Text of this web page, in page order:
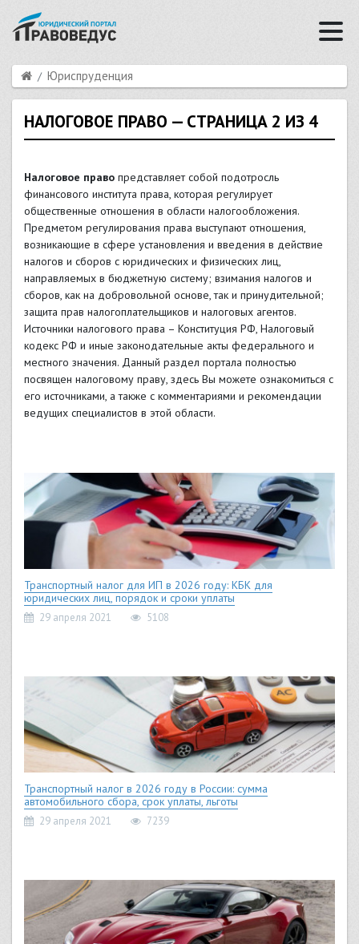
Юриспруденция
НАЛОГОВОЕ ПРАВО — СТРАНИЦА 2 ИЗ 4
Налоговое право представляет собой подотросль
финансового института права, которая регулирует
общественные отношения в области налогообложения.
Предметом регулирования права выступают отношения,
возникающие в сфере установления и введения в действие
налогов и сборов с юридических и физических лиц,
направляемых в бюджетную систему; взимания налогов и
сборов, как на добровольной основе, так и принудительной;
защита прав налогоплательщиков и налоговых агентов.
Источники налогового права – Конституция РФ, Налоговый
кодекс РФ и иные законодательные акты федерального и
местного значения. Данный раздел портала полностью
посвящен налоговому праву, здесь Вы можете ознакомиться с
его источниками, а также с комментариями и рекомендации
ведущих специалистов в этой области.
Транспортный налог для ИП в 2026 году: КБК для
юридических лиц, порядок и сроки уплаты
29 апреля 2021 5108
Транспортный налог в 2026 году в России: сумма
автомобильного сбора, срок уплаты, льготы
29 апреля 2021 7239